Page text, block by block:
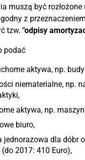
muszą być rozłożone
z
tzw. "odpisy
podać
aktywa, np.
niematerialne, np.
aktywa, np.
biuro,
jednorazowa dla dóbr
2017: 410 Euro),